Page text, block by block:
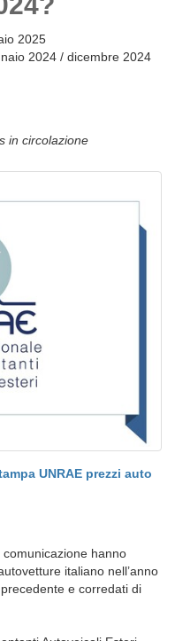
2025
2024 / dicembre 2024
in circolazione
UNRAE prezzi auto
hanno
italiano nell’anno
e corredati di